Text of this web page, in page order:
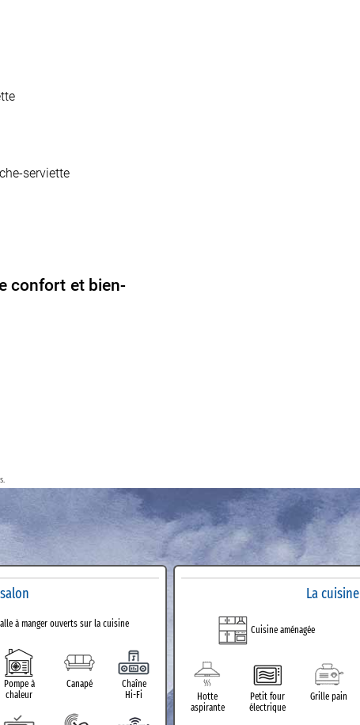
serviette
confort et bien-
à manger ouverts sur la cuisine
Pompe à
chaleur
Canapé
Chaîne
Hi-Fi
La cuisine
Cuisine aménagée
Hotte
aspirante
Petit four
électrique
Grille pain